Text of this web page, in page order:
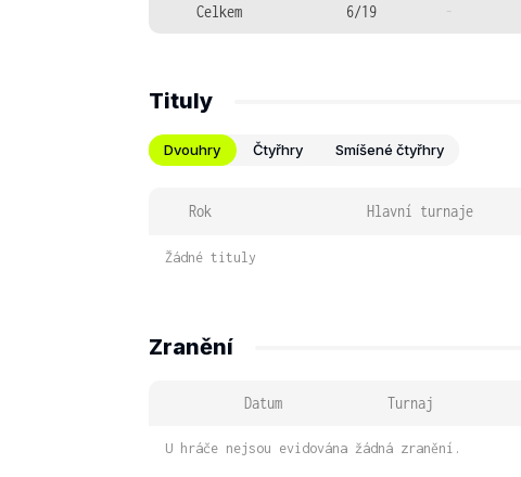
Celkem 6/19 -
Tituly
Dvouhry Čtyřhry Smíšené čtyřhry
Rok Hlavní turnaje
Žádné tituly
Zranění
Datum Turnaj
U hráče nejsou evidována žádná zranění.